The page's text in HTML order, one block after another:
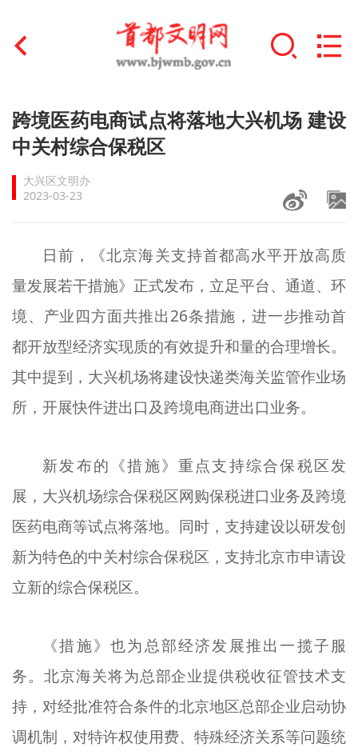
首页
文明创建
文明实践
未成年人思想道德建设
榜样人物
+
身边好人
文明评论
北京宣传文化引导基金
宣传思想文化人才
专题
资料库
+
跨境医药电商试点将落地大兴机场 建设
中关村综合保税区
大兴区文明办
2023-03-23
日前，《北京海关支持首都高水平开放高质
量发展若干措施》正式发布，立足平台、通道、环
境、产业四方面共推出26条措施，进一步推动首
都开放型经济实现质的有效提升和量的合理增长。
其中提到，大兴机场将建设快递类海关监管作业场
所，开展快件进出口及跨境电商进出口业务。
新发布的《措施》重点支持综合保税区发
展，大兴机场综合保税区网购保税进口业务及跨境
医药电商等试点将落地。同时，支持建设以研发创
新为特色的中关村综合保税区，支持北京市申请设
立新的综合保税区。
《措施》也为总部经济发展推出一揽子服
务。北京海关将为总部企业提供税收征管技术支
持，对经批准符合条件的北京地区总部企业启动协
调机制，对特许权使用费、特殊经济关系等问题统